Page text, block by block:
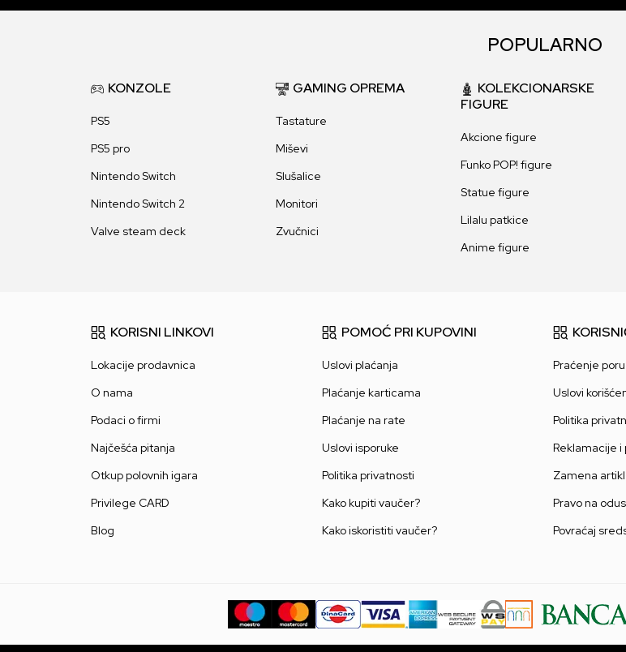
POPULARNO
KONZOLE
PS5
PS5 pro
Nintendo Switch
Nintendo Switch 2
Valve steam deck
GAMING OPREMA
Tastature
Miševi
Slušalice
Monitori
Zvučnici
KOLEKCIONARSKE
FIGURE
Akcione figure
Funko POP! figure
Statue figure
Lilalu patkice
Anime figure
KORISNI LINKOVI
Lokacije prodavnica
O nama
Podaci o firmi
Najčešća pitanja
Otkup polovnih igara
Privilege CARD
Blog
POMOĆ PRI KUPOVINI
Uslovi plaćanja
Plaćanje karticama
Plaćanje na rate
Uslovi isporuke
Politika privatnosti
Kako kupiti vaučer?
Kako iskoristiti vaučer?
Praćenje
Uslovi
Politika
Reklamacije i
Zamena
Pravo na
Povraćaj